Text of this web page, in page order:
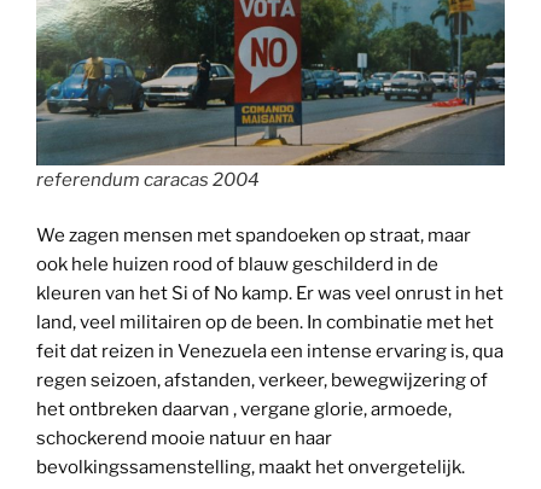
referendum caracas 2004
We zagen mensen met spandoeken op straat, maar
ook hele huizen rood of blauw geschilderd in de
kleuren van het Si of No kamp. Er was veel onrust in het
land, veel militairen op de been. In combinatie met het
feit dat reizen in Venezuela een intense ervaring is, qua
regen seizoen, afstanden, verkeer, bewegwijzering of
het ontbreken daarvan , vergane glorie, armoede,
schockerend mooie natuur en haar
bevolkingssamenstelling, maakt het onvergetelijk.